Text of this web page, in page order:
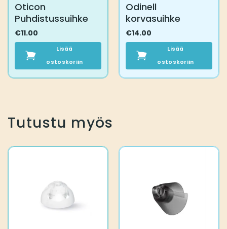
Oticon
Puhdistussuihke
€11.00
Lisää
ostoskoriin
Odinell
korvasuihke
€14.00
Lisää
ostoskoriin
Tutustu myös